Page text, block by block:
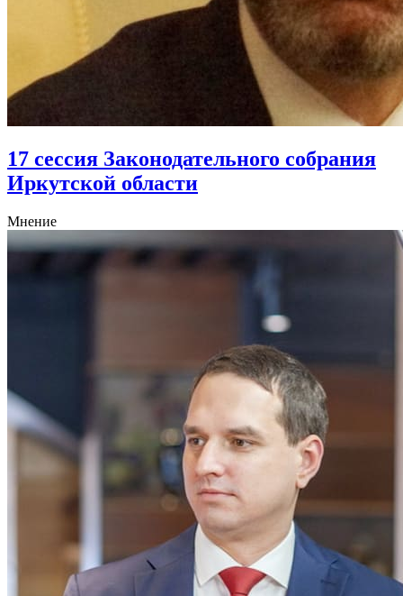
17 сессия Законодательного собрания
Иркутской области
Мнение